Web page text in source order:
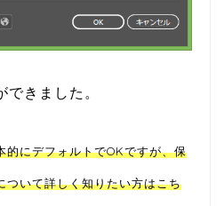
きました。
にデフォルトでOKですが、保
ついて詳しく知りたい方はこち